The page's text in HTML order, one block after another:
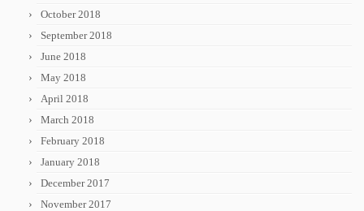
October 2018
September 2018
June 2018
May 2018
April 2018
March 2018
February 2018
January 2018
December 2017
November 2017